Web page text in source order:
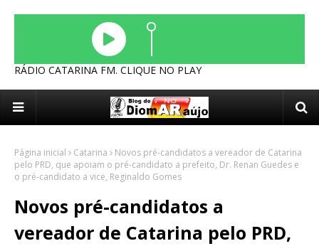
RÁDIO CATARINA FM. CLIQUE NO PLAY
Página inicial Catarina
Novos pré-candidatos a vereador de Catarina
pelo PRD, que apoiam o pré-candidato a prefeito, Dr. Renan Guedes e
o pré-candidato a vice, Reginaldo Gomes
Novos pré-candidatos a
vereador de Catarina pelo PRD,